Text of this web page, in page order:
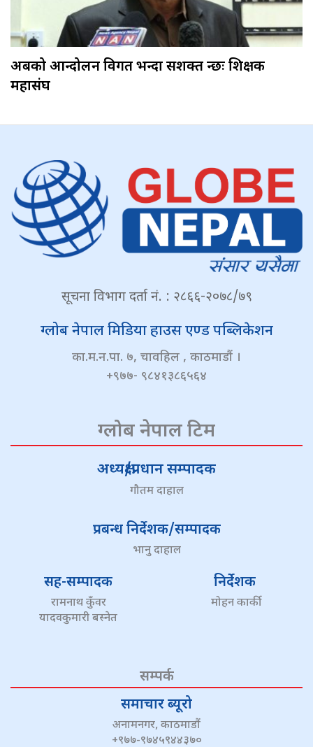
अबको आन्दोलन विगत भन्दा सशक्त हुन्छः शिक्षक
महासंघ
सूचना विभाग दर्ता नं. : २८६६-२०७८/७९
ग्लोब नेपाल मिडिया हाउस एण्ड पब्लिकेशन
का.म.न.पा. ७, चावहिल , काठमाडौं ।
+९७७- ९८४१३८६५६४
ग्लोब नेपाल टिम
अध्यक्ष/प्रधान सम्पादक
गौतम दाहाल
प्रबन्ध निर्देशक/सम्पादक
भानु दाहाल
सह-सम्पादक
रामनाथ कुँवर
यादवकुमारी बस्नेत
निर्देशक
मोहन कार्की
सम्पर्क
समाचार ब्यूरो
अनामनगर, काठमाडौं
+९७७-९७४५९४४३७०